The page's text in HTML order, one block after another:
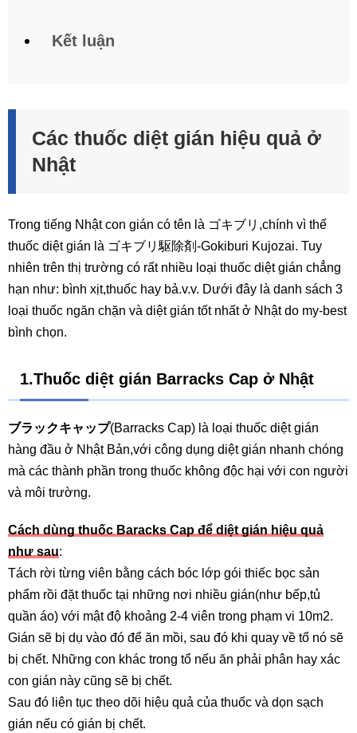
Kết luận
Các thuốc diệt gián hiệu quả ở
Nhật
Trong tiếng Nhật con gián có tên là ゴキブリ,chính vì thế
thuốc diệt gián là ゴキブリ駆除剤-Gokiburi Kujozai. Tuy
nhiên trên thị trường có rất nhiều loại thuốc diệt gián chẳng
hạn như: bình xịt,thuốc hay bả.v.v. Dưới đây là danh sách 3
loại thuốc ngăn chặn và diệt gián tốt nhất ở Nhật do my-best
bình chọn.
1.Thuốc diệt gián Barracks Cap ở Nhật
ブラックキャップ(Barracks Cap) là loại thuốc diệt gián
hàng đầu ở Nhật Bản,với công dụng diệt gián nhanh chóng
mà các thành phần trong thuốc không độc hại với con người
và môi trường.
Cách dùng thuốc Baracks Cap để diệt gián hiệu quả
như sau:
Tách rời từng viên bằng cách bóc lớp gói thiếc bọc sản
phẩm rồi đặt thuốc tại những nơi nhiều gián(như bếp,tủ
quần áo) với mật độ khoảng 2-4 viên trong phạm vi 10m2.
Gián sẽ bị dụ vào đó để ăn mồi, sau đó khi quay về tổ nó sẽ
bị chết. Những con khác trong tổ nếu ăn phải phân hay xác
con gián này cũng sẽ bị chết.
Sau đó liên tục theo dõi hiệu quả của thuốc và dọn sạch
gián nếu có gián bị chết.